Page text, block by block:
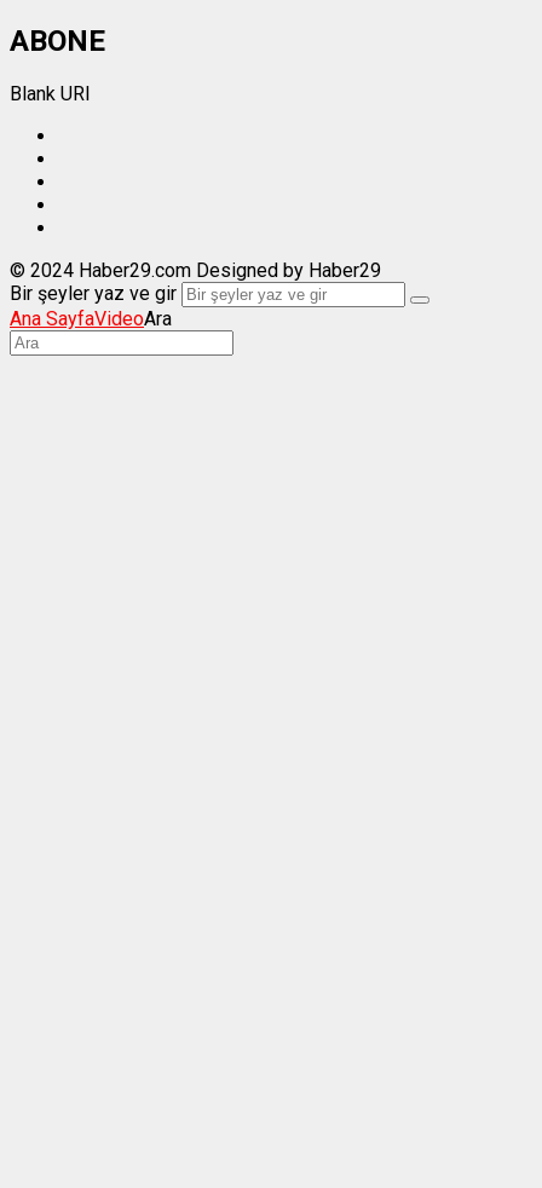
ABONE
Blank URI
© 2024 Haber29.com Designed by Haber29
Bir şeyler yaz ve gir
Ana SayfaVideoAra